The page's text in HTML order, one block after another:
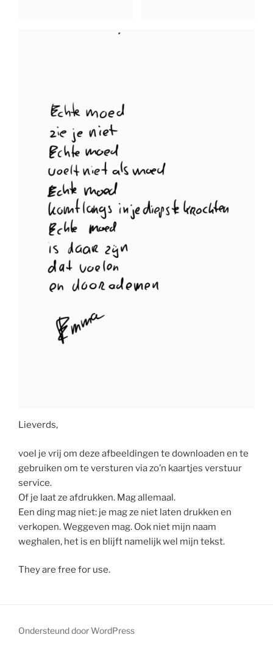
Lieverds,
voel je vrij om deze afbeeldingen te downloaden en te
gebruiken om te versturen via zo’n kaartjes verstuur
service.
Of je laat ze afdrukken. Mag allemaal.
Een ding mag niet: je mag ze niet laten drukken en
verkopen. Weggeven mag. Ook niet mijn naam
weghalen, het is en blijft namelijk wel mijn tekst.
They are free for use.
Ondersteund door WordPress